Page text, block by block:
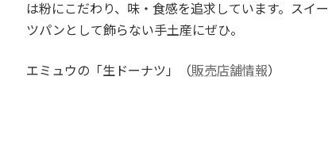
は粉にこだわり、味・食感を追求しています。スイー
ツパンとして飾らない手土産にぜひ。
エミュウの「生ドーナツ」（販売店舗情報）